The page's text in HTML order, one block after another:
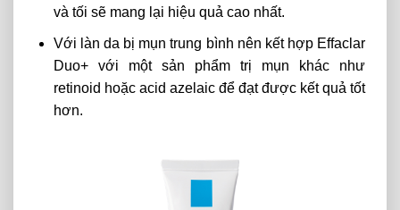
và tối sẽ mang lại hiệu quả cao nhất.
Với làn da bị mụn trung bình nên kết hợp Effaclar
Duo+ với một sản phẩm trị mụn khác như
retinoid hoặc acid azelaic để đạt được kết quả tốt
hơn.